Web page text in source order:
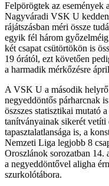
Felpörögtek az események
Nagyváradi VSK U
rájátszásban méri össze
egyik fél három
két csapat csütörtökön is
19 órától, ezt követően
a harmadik mérkőzésre
A VSK U a második
negyeddöntős párharcnak
öszszes statisztikai mutató
tanítványainak sikerét vetíti
tapasztalatlansága is, a
Nemzeti Liga legjobb 8
Oroszlánok sorozatban 14.
a negyeddöntővel aligha
szurkolótábora.